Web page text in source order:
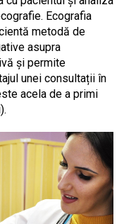
Ecografia
metodă de
asupra
și permite
unei consultații în
acela de a primi